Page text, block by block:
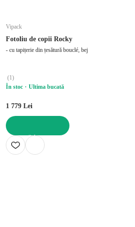
Vipack
Fotoliu de copii Rocky
- cu tapițerie din țesătură bouclé, bej
(1)
În stoc
Ultima bucată
1 779 Lei
ADAUGĂ ÎN COȘ